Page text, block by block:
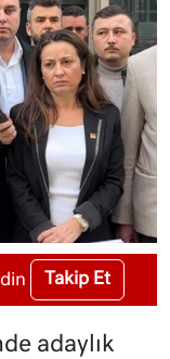
Takip Et
adaylık